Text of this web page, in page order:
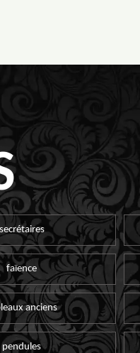
secrétaires
faïence
anciens
pendules